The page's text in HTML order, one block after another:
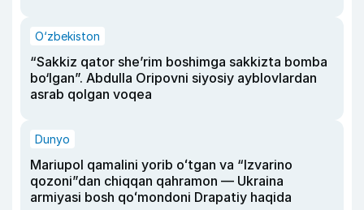
O‘zbekiston
“Sakkiz qator she’rim boshimga sakkizta bomba
bo‘lgan”. Abdulla Oripovni siyosiy ayblovlardan
asrab qolgan voqea
Dunyo
Mariupol qamalini yorib oʻtgan va “Izvarino
qozoni”dan chiqqan qahramon — Ukraina
armiyasi bosh qoʻmondoni Drapatiy haqida